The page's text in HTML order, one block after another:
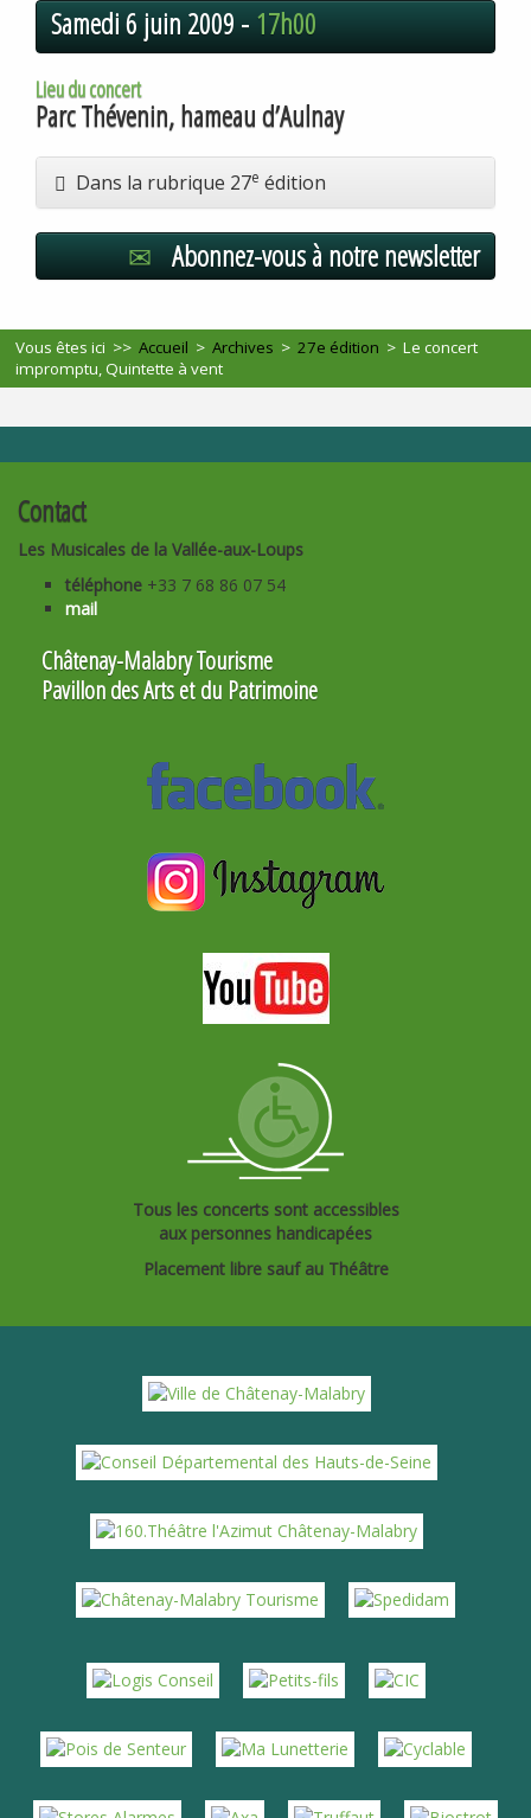
Samedi 6 juin 2009 - 17h00
Lieu du concert
Parc Thévenin, hameau d’Aulnay
Dans la rubrique 27e édition
Abonnez-vous à notre newsletter
Vous êtes ici >>Accueil >Archives >27e édition >Le concert
impromptu, Quintette à vent
Contact
Les Musicales de la Vallée-aux-Loups
téléphone +33 7 68 86 07 54
mail
Châtenay-Malabry Tourisme
Pavillon des Arts et du Patrimoine
Tous les concerts sont accessibles
aux personnes handicapées
Placement libre sauf au Théâtre